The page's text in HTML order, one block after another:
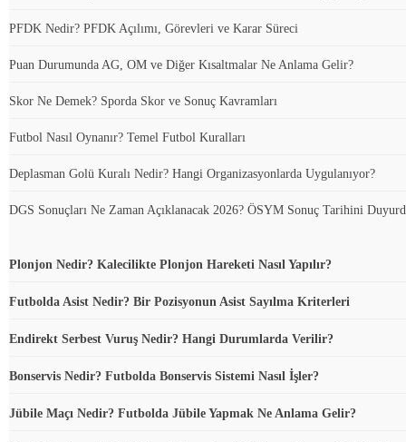
PFDK Nedir? PFDK Açılımı, Görevleri ve Karar Süreci
Puan Durumunda AG, OM ve Diğer Kısaltmalar Ne Anlama Gelir?
Skor Ne Demek? Sporda Skor ve Sonuç Kavramları
Futbol Nasıl Oynanır? Temel Futbol Kuralları
Deplasman Golü Kuralı Nedir? Hangi Organizasyonlarda Uygulanıyor?
DGS Sonuçları Ne Zaman Açıklanacak 2026? ÖSYM Sonuç Tarihini
Plonjon Nedir? Kalecilikte Plonjon Hareketi Nasıl Yapılır?
Futbolda Asist Nedir? Bir Pozisyonun Asist Sayılma Kriterleri
Endirekt Serbest Vuruş Nedir? Hangi Durumlarda Verilir?
Bonservis Nedir? Futbolda Bonservis Sistemi Nasıl İşler?
Jübile Maçı Nedir? Futbolda Jübile Yapmak Ne Anlama Gelir?